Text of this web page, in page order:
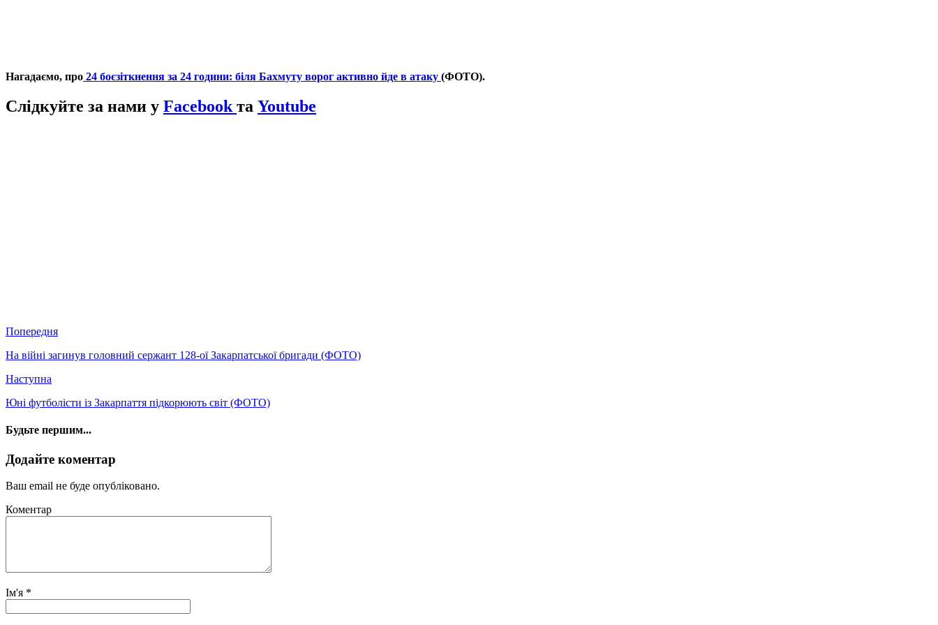
Нагадаємо, про 24 боєзіткнення за 24 години: біля Бахмуту ворог активно йде в атаку (ФОТО).
Слідкуйте за нами у Facebook та Youtube
Попередня
На війні загинув головний сержант 128-ої Закарпатської бригади (ФОТО)
Наступна
Юні футболісти із Закарпаття підкорюють світ (ФОТО)
Будьте першим...
Додайте коментар
Ваш email не буде опубліковано.
Коментар
Ім'я *